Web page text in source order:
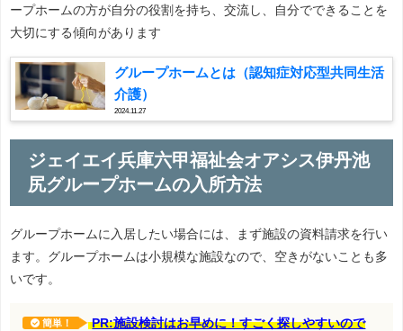
ープホームの方が自分の役割を持ち、交流し、自分でできることを
大切にする傾向があります
グループホームとは（認知症対応型共同生活
介護）
2024.11.27
ジェイエイ兵庫六甲福祉会オアシス伊丹池
尻グループホームの入所方法
グループホームに入居したい場合には、まず施設の資料請求を行い
ます。グループホームは小規模な施設なので、空きがないことも多
いです。
簡単！
PR:施設検討はお早めに！すごく探しやすいので